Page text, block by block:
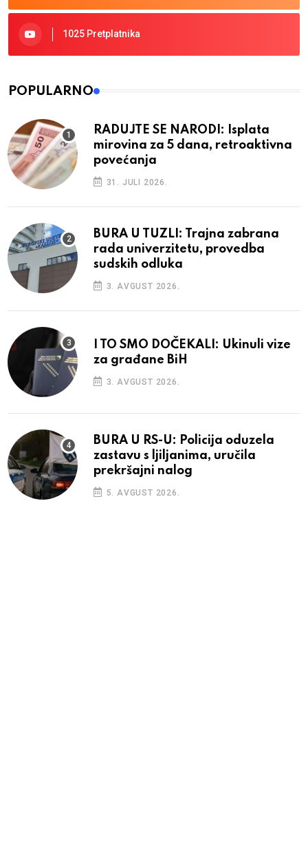
1025 Pretplatnika
POPULARNO
RADUJTE SE NARODI: Isplata
mirovina za 5 dana, retroaktivna
povećanja
31. JULI 2026.
BURA U TUZLI: Trajna zabrana
rada univerzitetu, provedba
sudskih odluka
3. AVGUST 2026.
I TO SMO DOČEKALI: Ukinuli vize
za građane BiH
3. AVGUST 2026.
BURA U RS-U: Policija oduzela
zastavu s ljiljanima, uručila
prekršajni nalog
5. AVGUST 2026.